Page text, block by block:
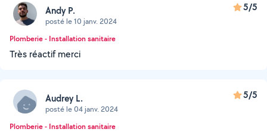
Andy P.
posté le 10 janv. 2024
5/5
Plomberie - Installation sanitaire
Très réactif merci
Audrey L.
posté le 04 janv. 2024
5/5
Plomberie - Installation sanitaire